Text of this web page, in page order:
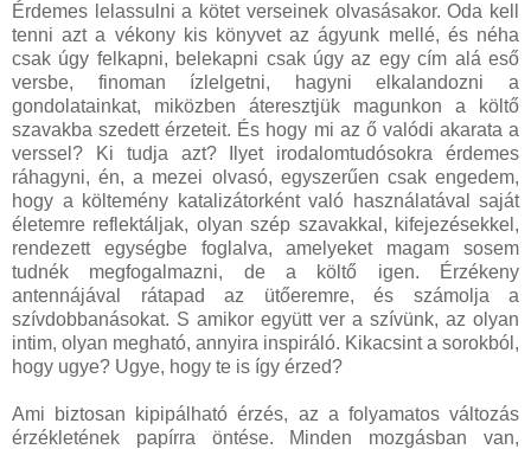
Érdemes lelassulni a kötet verseinek olvasásakor. Oda kell
tenni azt a vékony kis könyvet az ágyunk mellé, és néha
csak úgy felkapni, belekapni csak úgy az egy cím alá eső
versbe, finoman ízlelgetni, hagyni elkalandozni a
gondolatainkat, miközben áteresztjük magunkon a költő
szavakba szedett érzeteit. És hogy mi az ő valódi akarata a
verssel? Ki tudja azt? Ilyet irodalomtudósokra érdemes
ráhagyni, én, a mezei olvasó, egyszerűen csak engedem,
hogy a költemény katalizátorként való használatával saját
életemre reflektáljak, olyan szép szavakkal, kifejezésekkel,
rendezett egységbe foglalva, amelyeket magam sosem
tudnék megfogalmazni, de a költő igen. Érzékeny
antennájával rátapad az ütőeremre, és számolja a
szívdobbanásokat. S amikor együtt ver a szívünk, az olyan
intim, olyan megható, annyira inspiráló. Kikacsint a sorokból,
hogy ugye? Ugye, hogy te is így érzed?
Ami biztosan kipipálható érzés, az a folyamatos változás
érzékletének papírra öntése. Minden mozgásban van,